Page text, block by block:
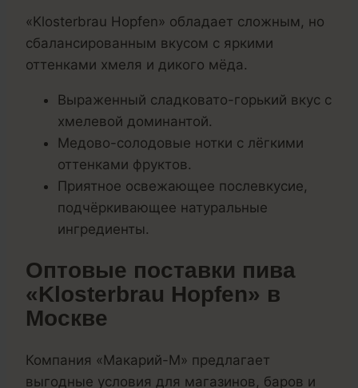
«Klosterbrau Hopfen» обладает сложным, но
сбалансированным вкусом с яркими
оттенками хмеля и дикого мёда.
Выраженный сладковато-горький вкус с
хмелевой доминантой.
Медово-солодовые нотки с лёгкими
оттенками фруктов.
Приятное освежающее послевкусие,
подчёркивающее натуральные
ингредиенты.
Оптовые поставки пива
«Klosterbrau Hopfen» в
Москве
Компания «Макарий-М» предлагает
выгодные условия для магазинов, баров и